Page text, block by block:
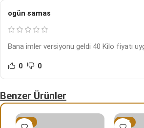
ogün samas
Bana imler versiyonu geldi 40 Kilo fiyatı
0 0
Benzer Ürünler
-14% -13%